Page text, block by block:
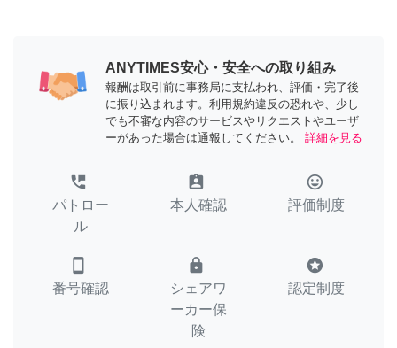
ANYTIMES安心・安全への取り組み
報酬は取引前に事務局に支払われ、評価・完了後
に振り込まれます。利用規約違反の恐れや、少し
でも不審な内容のサービスやリクエストやユーザ
ーがあった場合は通報してください。
詳細を見る
perm_phone_msg
パトロー
ル
assignment_ind
本人確認
tag_faces
評価制度
smartphone
番号確認
lock
シェアワ
ーカー保
険
stars
認定制度